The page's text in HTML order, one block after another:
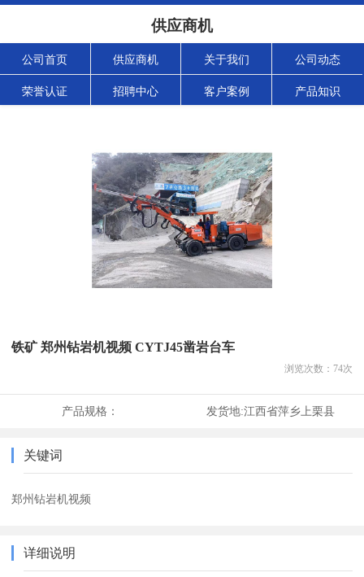
供应商机
公司首页 供应商机 关于我们 公司动态
荣誉认证 招聘中心 客户案例 产品知识
铁矿 郑州钻岩机视频 CYTJ45凿岩台车
浏览次数： 74次
产品规格： 发货地:江西省萍乡上栗县
关键词
郑州钻岩机视频
详细说明